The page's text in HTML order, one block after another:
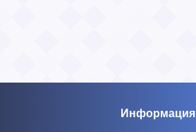
Информация